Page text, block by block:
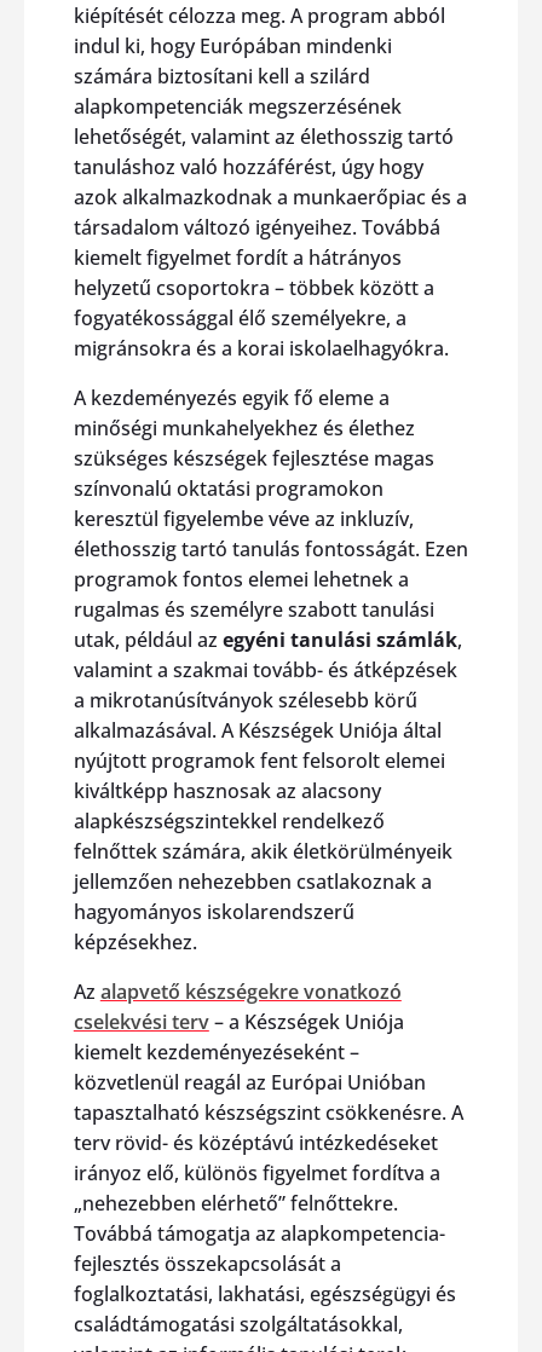
kiépítését célozza meg. A program abból
indul ki, hogy Európában mindenki
számára biztosítani kell a szilárd
alapkompetenciák megszerzésének
lehetőségét, valamint az élethosszig tartó
tanuláshoz való hozzáférést, úgy hogy
azok alkalmazkodnak a munkaerőpiac és a
társadalom változó igényeihez. Továbbá
kiemelt figyelmet fordít a hátrányos
helyzetű csoportokra – többek között a
fogyatékossággal élő személyekre, a
migránsokra és a korai iskolaelhagyókra.
A kezdeményezés egyik fő eleme a
minőségi munkahelyekhez és élethez
szükséges készségek fejlesztése magas
színvonalú oktatási programokon
keresztül figyelembe véve az inkluzív,
élethosszig tartó tanulás fontosságát. Ezen
programok fontos elemei lehetnek a
rugalmas és személyre szabott tanulási
utak, például az egyéni tanulási számlák,
valamint a szakmai tovább- és átképzések
a mikrotanúsítványok szélesebb körű
alkalmazásával. A Készségek Uniója által
nyújtott programok fent felsorolt elemei
kiváltképp hasznosak az alacsony
alapkészségszintekkel rendelkező
felnőttek számára, akik életkörülményeik
jellemzően nehezebben csatlakoznak a
hagyományos iskolarendszerű
képzésekhez.
Az alapvető készségekre vonatkozó
cselekvési terv– a Készségek Uniója
kiemelt kezdeményezéseként –
közvetlenül reagál az Európai Unióban
tapasztalható készségszint csökkenésre. A
terv rövid- és középtávú intézkedéseket
irányoz elő, különös figyelmet fordítva a
„nehezebben elérhető” felnőttekre.
Továbbá támogatja az alapkompetencia-
fejlesztés összekapcsolását a
foglalkoztatási, lakhatási, egészségügyi és
családtámogatási szolgáltatásokkal,